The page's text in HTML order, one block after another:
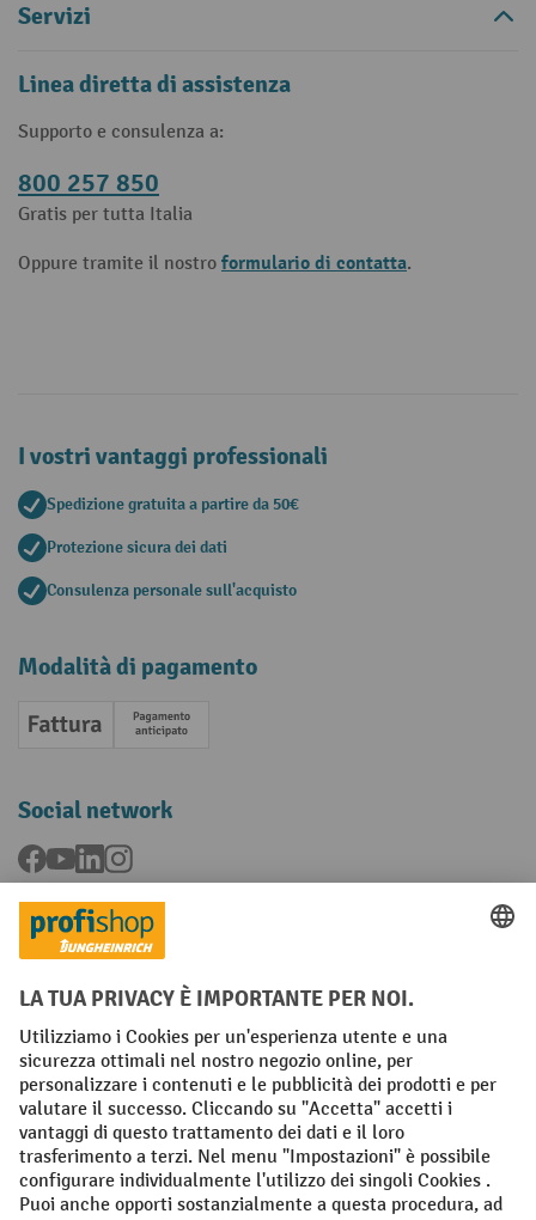
Servizi
Linea diretta di assistenza
Supporto e consulenza a:
800 257 850
Gratis per tutta Italia
Oppure tramite il nostro formulario di contatta.
I vostri vantaggi professionali
Spedizione gratuita a partire da 50€
Protezione sicura dei dati
Consulenza personale sull'acquisto
Modalità di pagamento
Fattura Pagamento anticipato
Social network
Facebook
YouTubeLinkedInInstagram
Condizioni Generali di Vendita
Dichiarazione di protezione dei dati Impronta
Impostazioni sulla privacy
All prices excl. VAT plusshipping costsand possible delivery charges,
if not stated otherwise.
¹ Lo sconto è valido fino a esaurimento scorte. Lo sconto non si applica